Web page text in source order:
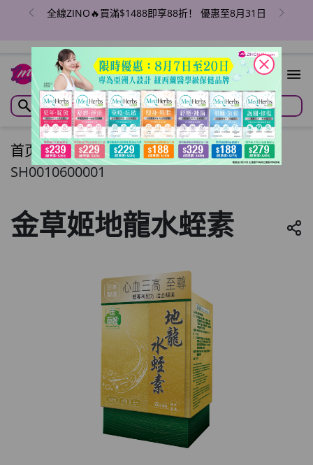
全線ZINO🔥買滿$1488即享88折！ 優惠至8月31日
首页/金草姬地龍水蛭素
SH0010600001
金草姬地龍水蛭素
close